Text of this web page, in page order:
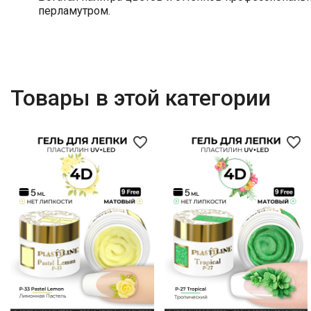
перламутром.
Товары в этой категории
favorite_border favorite_border